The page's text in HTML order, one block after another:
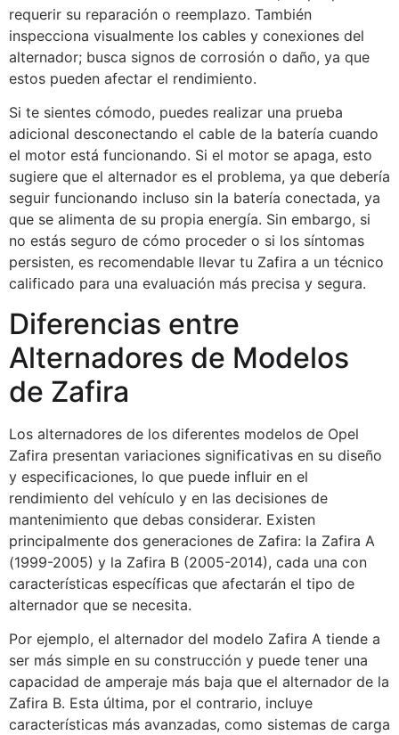
requerir su reparación o reemplazo. También
inspecciona visualmente los cables y conexiones del
alternador; busca signos de corrosión o daño, ya que
estos pueden afectar el rendimiento.
Si te sientes cómodo, puedes realizar una prueba
adicional desconectando el cable de la batería cuando
el motor está funcionando. Si el motor se apaga, esto
sugiere que el alternador es el problema, ya que debería
seguir funcionando incluso sin la batería conectada, ya
que se alimenta de su propia energía. Sin embargo, si
no estás seguro de cómo proceder o si los síntomas
persisten, es recomendable llevar tu Zafira a un técnico
calificado para una evaluación más precisa y segura.
Diferencias entre
Alternadores de Modelos
de Zafira
Los alternadores de los diferentes modelos de Opel
Zafira presentan variaciones significativas en su diseño
y especificaciones, lo que puede influir en el
rendimiento del vehículo y en las decisiones de
mantenimiento que debas considerar. Existen
principalmente dos generaciones de Zafira: la Zafira A
(1999-2005) y la Zafira B (2005-2014), cada una con
características específicas que afectarán el tipo de
alternador que se necesita.
Por ejemplo, el alternador del modelo Zafira A tiende a
ser más simple en su construcción y puede tener una
capacidad de amperaje más baja que el alternador de la
Zafira B. Esta última, por el contrario, incluye
características más avanzadas, como sistemas de carga